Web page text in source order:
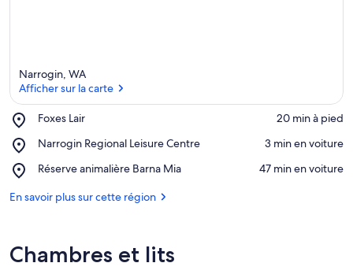
Narrogin, WA
Afficher sur la carte
Foxes Lair
Place,
Lair
‪20 min à pied‬
Narrogin Regional Leisure Centre
Place,
Regional
Centre
‪3 min en voiture‬
Réserve animalière Barna Mia
Place,
animalière
‪47 min en voiture‬
En savoir plus sur cette région
Chambres et lits